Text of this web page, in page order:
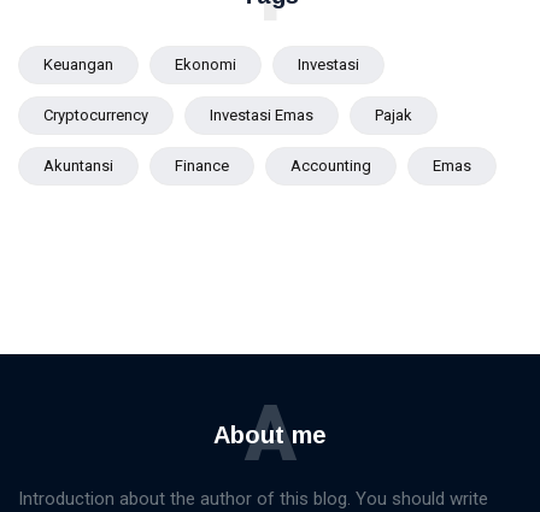
Keuangan Ekonomi Investasi
Cryptocurrency Investasi Emas Pajak
Akuntansi Finance Accounting Emas
About me
A
Introduction about the author of this blog. You should write